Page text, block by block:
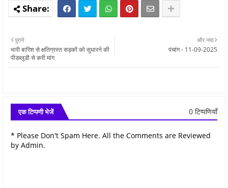
और नया
पंचांग - 11-09-2025
पुराने
भारी बारिश से क्षतिग्रस्त सड़कों को सुधारने की
पीडब्लूडी से करी मांग
एक टिप्पणी भेजें 0 टिप्पणियाँ
* Please Don't Spam Here. All the Comments are Reviewed
by Admin.